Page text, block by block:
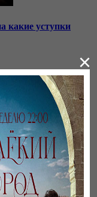
какие уступки
×